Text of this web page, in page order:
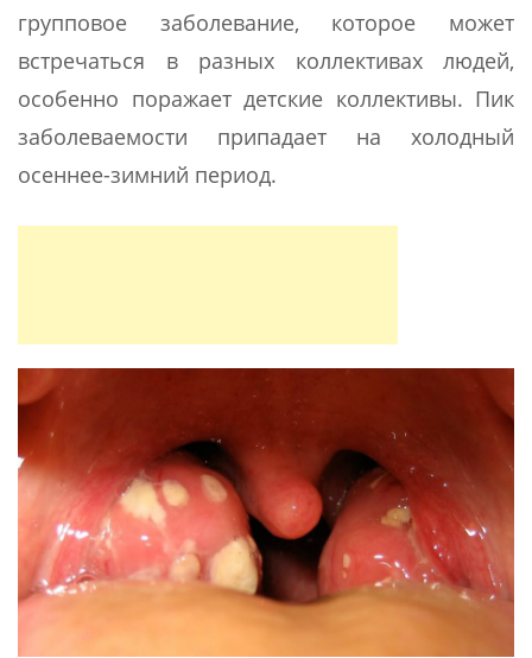
групповое заболевание, которое может
встречаться в разных коллективах людей,
особенно поражает детские коллективы. Пик
заболеваемости припадает на холодный
осеннее-зимний период.